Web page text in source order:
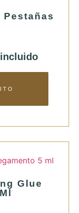
Pestañas
incluido
Glue